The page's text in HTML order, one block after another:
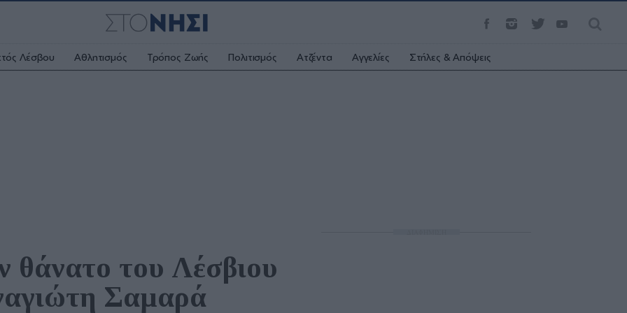
Λέσβου Αθλητισμός Τρόπος Ζωής Πολιτισμός Ατζέντα Αγγελίες Στήλες & Απόψεις
θάνατο του Λέσβιου
Σαμαρά